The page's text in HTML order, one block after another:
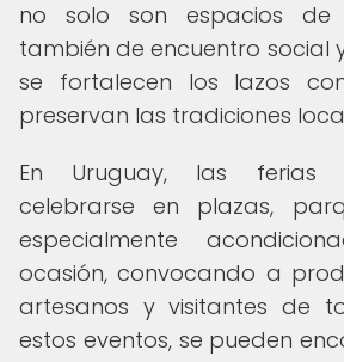
no solo son espacios de
también de encuentro social
se fortalecen los lazos
preservan las tradiciones
En Uruguay, las ferias
celebrarse en plazas,
especialmente
ocasión, convocando a
artesanos y visitantes de
estos eventos, se pueden